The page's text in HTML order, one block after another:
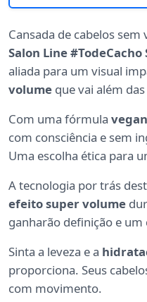
Cansada de cabelos sem
Salon Line
aliada para um visual
volume que vai além
Com uma fórmula
com consciência e sem
Uma escolha ética para
A tecnologia por trás
efeito super volume
ganharão definição e
Sinta a leveza e a
proporciona. Seus
com movimento.